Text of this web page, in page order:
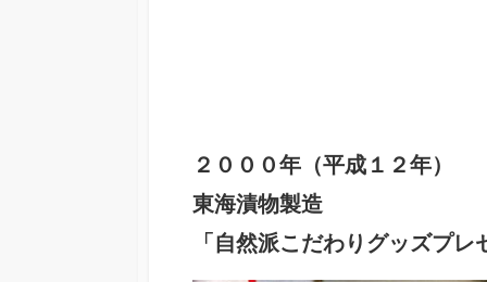
２０００年（平成１２年）
東海漬物製造
「自然派こだわりグッズプレ